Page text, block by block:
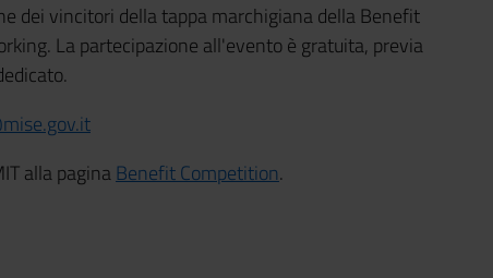
dei vincitori della tappa marchigiana della Benefit
La partecipazione all'evento è gratuita, previa
alla paginaBenefit Competition.